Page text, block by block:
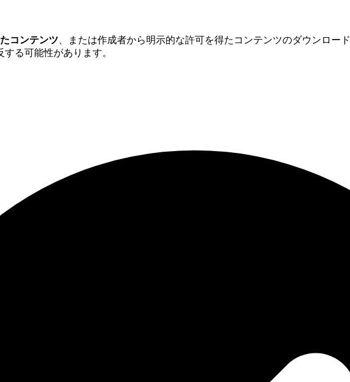
コンテンツ 、または作成者から明示的な許可を得たコンテンツのダウンロード
る可能性があります。